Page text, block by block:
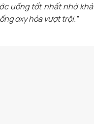
uống tốt nhất nhờ
oxy hóa vượt trội.”